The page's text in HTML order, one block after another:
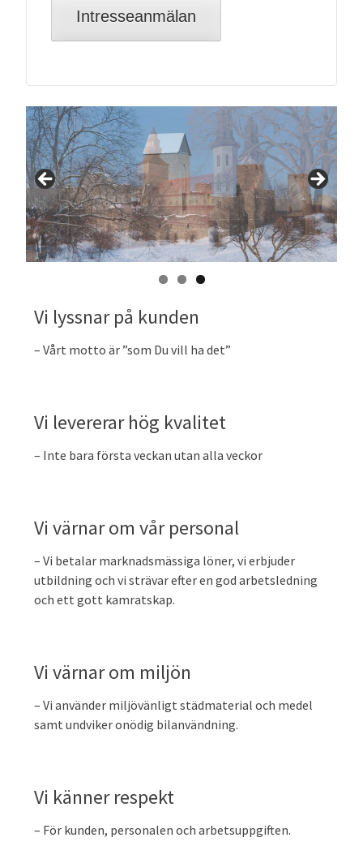
Intresseanmälan
Vi lyssnar på kunden
– Vårt motto är ”som Du vill ha det”
Vi levererar hög kvalitet
– Inte bara första veckan utan alla veckor
Vi värnar om vår personal
– Vi betalar marknadsmässiga löner, vi erbjuder
utbildning och vi strävar efter en god arbetsledning
och ett gott kamratskap.
Vi värnar om miljön
– Vi använder miljövänligt städmaterial och medel
samt undviker onödig bilanvändning.
Vi känner respekt
– För kunden, personalen och arbetsuppgiften.